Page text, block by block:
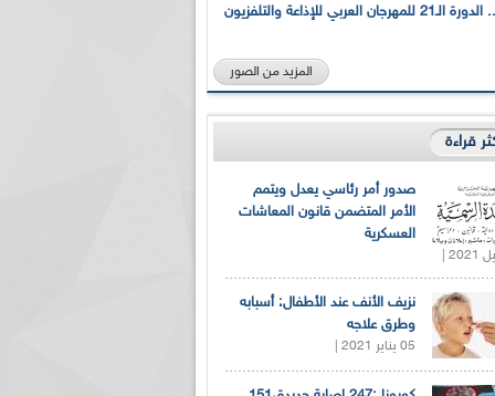
بالصور... الدورة الـ21 للمهرجان العربي للإذاعة والتلفزيون
المزيد من الصور
قراءة
صدور أمر رئاسي يعدل ويتمم
الأمر المتضمن قانون المعاشات
العسكرية
نزيف الأنف عند الأطفال: أسبابه
وطرق علاجه
05 يناير 2021 |